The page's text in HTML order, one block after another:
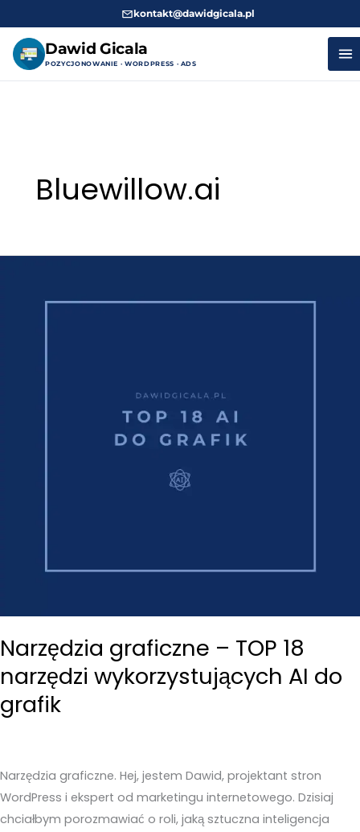
kontakt@dawidgicala.pl
Dawid Gicala
POZYCJONOWANIE · WORDPRESS · ADS
Bluewillow.ai
Narzędzia graficzne – TOP 18
narzędzi wykorzystujących AI do
grafik
Narzędzia graficzne. Hej, jestem Dawid, projektant stron
WordPress i ekspert od marketingu internetowego. Dzisiaj
chciałbym porozmawiać o roli, jaką sztuczna inteligencja